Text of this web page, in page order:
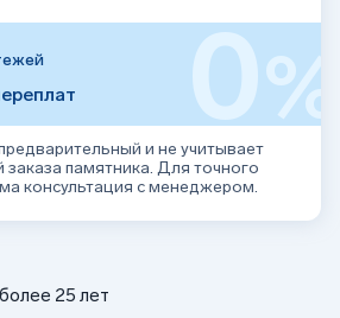
0%
и не учитывает
заказа памятника. Для точного
консультация с менеджером.
25 лет